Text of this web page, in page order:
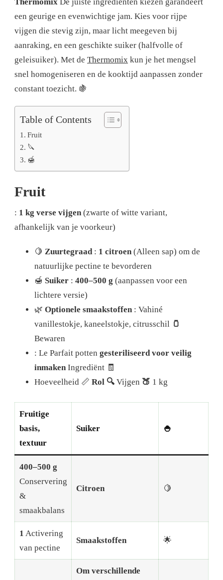
een geurige en evenwichtige jam. Kies voor rijpe
vijgen die stevig zijn, maar licht meegeven bij
aanraking, en een geschikte suiker (halfvolle of
geleisuiker). Met de Thermomix kun je het mengsel
snel homogeniseren en de kooktijd aanpassen zonder
constant toezicht. 🍇
Table of Contents
Fruit
🔪
🍯
Fruit
: 1 kg verse vijgen(zwarte of witte variant,
afhankelijk van je voorkeur)
🍋 Zuurtegraad: 1 citroen(Alleen sap) om de
natuurlijke pectine te bevorderen
🍯 Suiker : 400–500 g (aanpassen voor een
lichtere versie)
🌿 Optionele smaakstoffen: Vahiné
vanillestokje, kaneelstokje, citrusschil 🫙
Bewaren
: Le Parfait potten gesteriliseerd voor veilig
inmakenIngrediënt 🧾
Hoeveelheid 📏 Rol 🔍 Vijgen 🍑 1 kg
Fruitige
basis,
textuur
Suiker 🍚
400–500 g
Conservering
&
smaakbalans
Citroen 🍋
1 Activering
van pectine
Smaakstoffen 🌟
Om verschillende